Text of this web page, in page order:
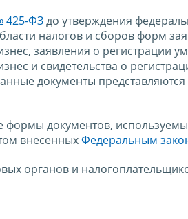
425-ФЗдо утверждения
налогов и сборов форм
заявления о регистрации
и свидетельства о
документы
документов,
внесенныхФедеральным
органов и